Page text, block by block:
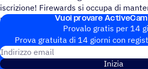
iscrizione! Firewards si occupa di
programma di referral sincronizzato con
Vuoi provare
Provalo gratis per 14
Prova gratuita di 14 giorni con
Inizia